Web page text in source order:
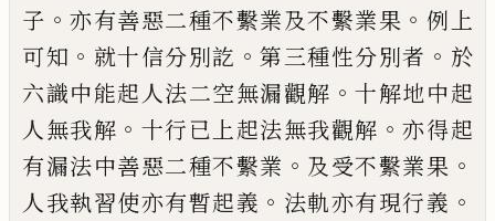
子 。亦有善惡二種不繫業及不繫業果 。 例上
可知 。 就十信分別訖 。第三種性分別者 。 於
六識中能起人法二空無漏觀解 。十解地中起
人無我解 。 十行已上起法無我觀解 。亦得起
有漏法中善惡二種不繫業 。 及受不繫業果 。
人我執習使亦有暫起義 。 法軌亦有現行義 。